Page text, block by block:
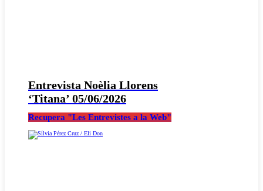
Entrevista Noèlia Llorens
‘Titana’ 05/06/2026
Recupera "Les Entrevistes a la Web"